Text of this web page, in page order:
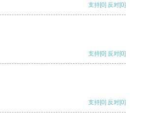
支持[0] 反对[0]
支持[0] 反对[0]
支持[0] 反对[0]